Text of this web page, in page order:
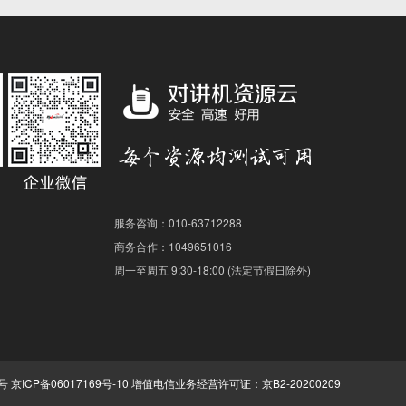
服务咨询：010-63712288
商务合作：1049651016
周一至周五 9:30-18:00 (法定节假日除外)
京ICP备06017169号-10 增值电信业务经营许可证：京B2-20200209